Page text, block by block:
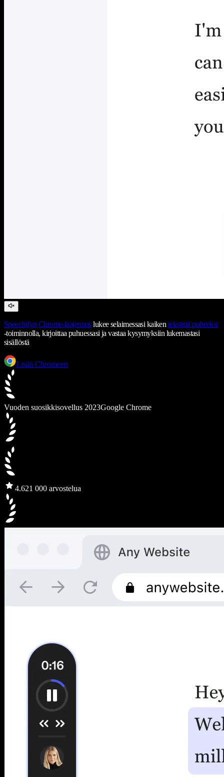
Speechifyn Chrome-laajennuslukee selaimessasi kaiken tekstistä puheeksi
-toiminnolla, kirjoittaa puhuessasi ja vastaa kysymyksiin lukemastasi
sisällöstä
Lisää Chromeen
Vuoden suosikkisovellus 2023Google Chrome
4.621 000 arvostelua